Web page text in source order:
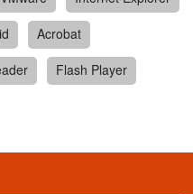
Acrobat
Flash Player